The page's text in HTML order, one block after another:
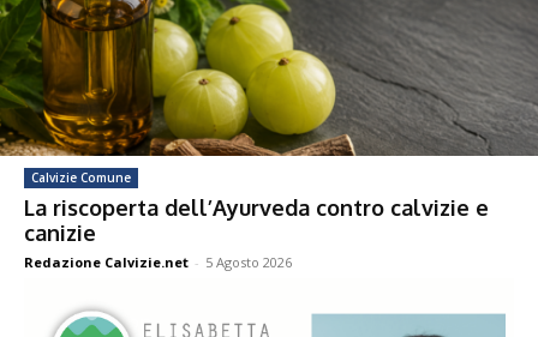
Calvizie Comune
La riscoperta dell’Ayurveda contro calvizie e
canizie
Redazione Calvizie.net - 5 Agosto 2026